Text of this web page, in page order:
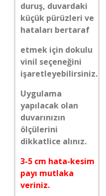
duruş, duvardaki
küçük pürüzleri ve
hataları bertaraf
etmek için dokulu
vinil seçeneğini
işaretleyebilirsiniz.
Uygulama
yapılacak olan
duvarınızın
ölçülerini
dikkatlice alınız.
3-5 cm hata-kesim
payı mutlaka
veriniz.